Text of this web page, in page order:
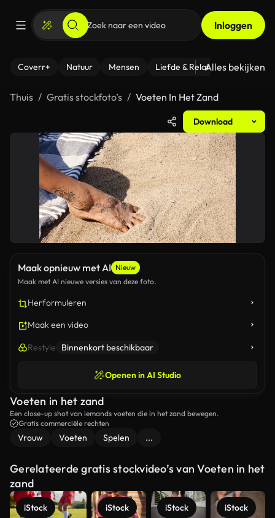
Inloggen
Coverr+ Natuur Mensen Liefde & Relaties - Fitness
Alles bekijken
Thuis Gratis stockfoto’s Voeten In Het Zand
Download
Maak opnieuw met AI Nieuw
Maak met AI nieuwe versies van deze foto.
Herformuleren
Maak een video
Restyle Binnenkort beschikbaar
Openen in AI Studio
Voeten in het zand
Een close-up shot van iemands voeten die in het zand bewegen.
Gratis commerciële rechten
Vrouw Voeten Spelen ...
Gerelateerde gratis stockvideo’s van Voeten in het
zand
iStock iStock iStock iStock